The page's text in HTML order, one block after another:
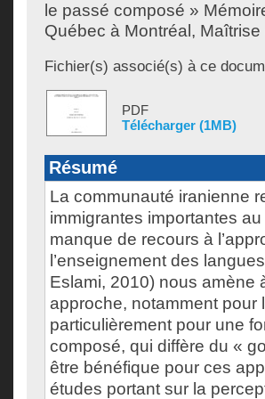
le passé composé »
Québec à Montréal,
Fichier(s) associé(s) à ce
PDF
Télécharger (1MB)
Résumé
La communauté iranienne
immigrantes importantes
manque de recours à
l’enseignement des
Eslami, 2010) nous amène
approche, notamment pour
particulièrement pour une
composé, qui diffère du «
être bénéfique pour ces
études portant sur la